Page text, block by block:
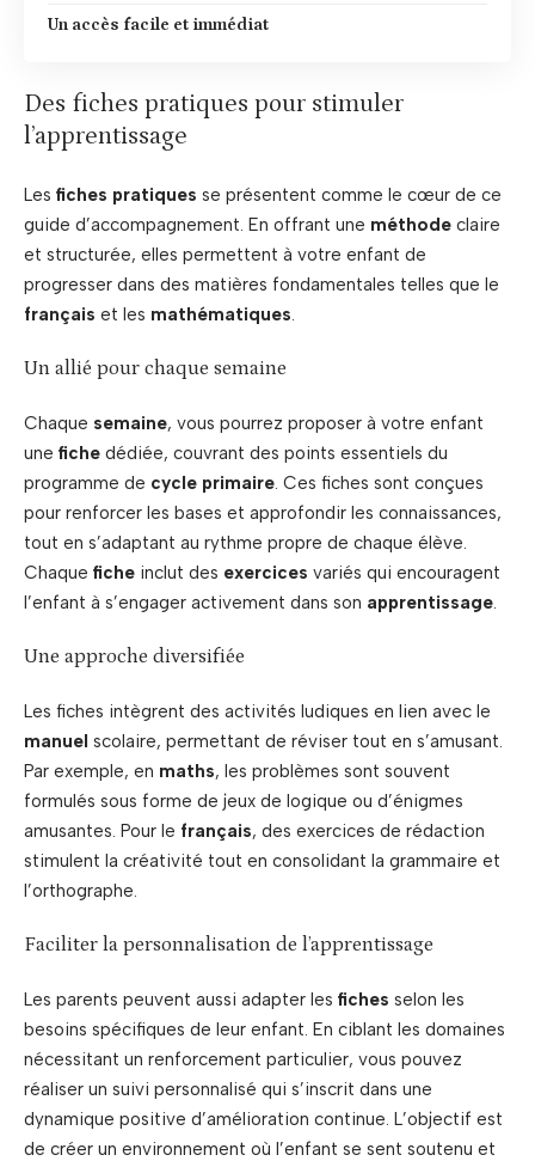
Un accès facile et immédiat
Des fiches pratiques pour stimuler
l’apprentissage
Les fiches pratiques se présentent comme le cœur de ce
guide d’accompagnement. En offrant une méthode claire
et structurée, elles permettent à votre enfant de
progresser dans des matières fondamentales telles que le
français et les mathématiques
Un allié pour chaque semaine
Chaque semaine, vous pourrez proposer à votre enfant
une fiche dédiée, couvrant des points essentiels du
programme de cycle primaire . Ces fiches sont conçues
pour renforcer les bases et approfondir les connaissances,
tout en s’adaptant au rythme propre de chaque élève.
Chaque fiche inclut des exercices variés qui encouragent
l’enfant à s’engager activement dans son apprentissage
Une approche diversifiée
Les fiches intègrent des activités ludiques en lien avec le
manuel scolaire, permettant de réviser tout en s’amusant.
Par exemple, en maths, les problèmes sont souvent
formulés sous forme de jeux de logique ou d’énigmes
amusantes. Pour le français, des exercices de rédaction
stimulent la créativité tout en consolidant la grammaire et
l’orthographe.
Faciliter la personnalisation de l’apprentissage
Les parents peuvent aussi adapter les fiches selon les
besoins spécifiques de leur enfant. En ciblant les domaines
nécessitant un renforcement particulier, vous pouvez
réaliser un suivi personnalisé qui s’inscrit dans une
dynamique positive d’amélioration continue. L’objectif est
de créer un environnement où l’enfant se sent soutenu et